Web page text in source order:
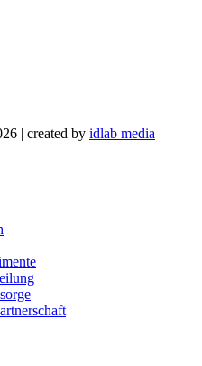
| created by idlab media